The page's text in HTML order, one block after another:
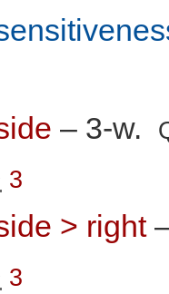
– 3-w.
3
> right
3